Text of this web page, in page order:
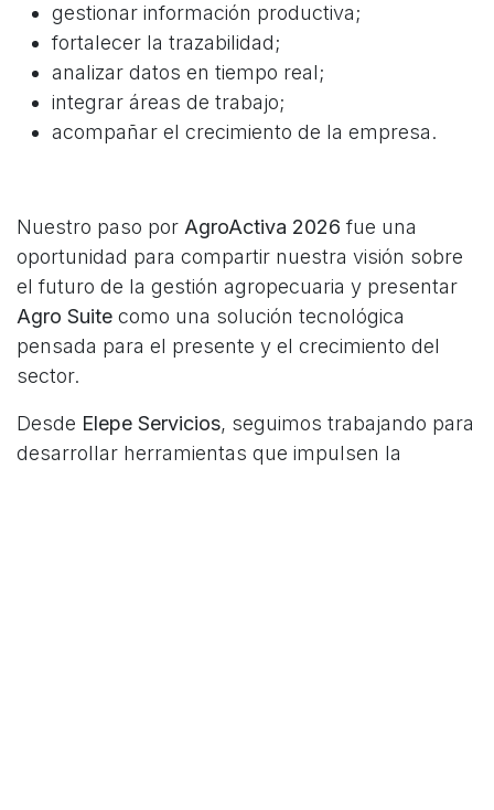
gestionar información productiva;
fortalecer la trazabilidad;
analizar datos en tiempo real;
integrar áreas de trabajo;
acompañar el crecimiento de la empresa.
Nuestro paso por AgroActiva 2026 fue una
oportunidad para compartir nuestra visión sobre
el futuro de la gestión agropecuaria y presentar
Agro Suite como una solución tecnológica
pensada para el presente y el crecimiento del
sector.
Desde Elepe Servicios, seguimos trabajando para
desarrollar herramientas que impulsen la